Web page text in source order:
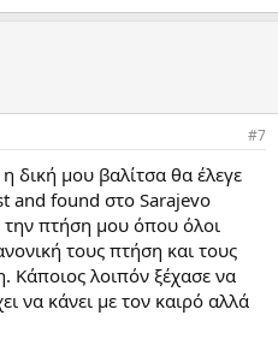
#7
δική μου βαλίτσα θα έλεγε
and found στο Sarajevo
πτήση μου όπου όλοι
τους πτήση και τους
Κάποιος λοιπόν ξέχασε να
να κάνει με τον καιρό αλλά